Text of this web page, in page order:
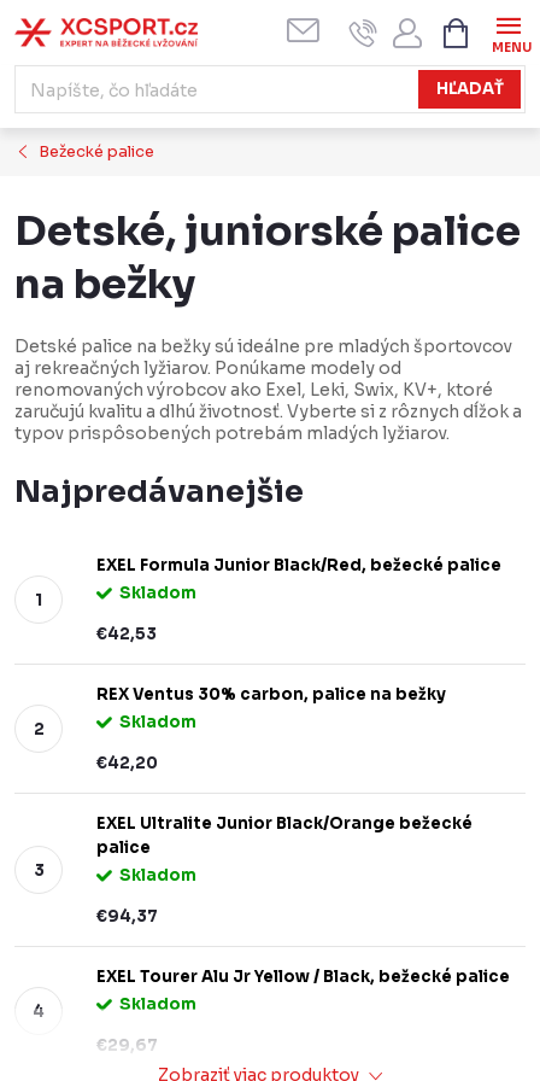
na
obsah
HĽADAŤ
KOŠÍK
Bežecké palice
Detské, juniorské palice
na bežky
Detské palice na bežky sú ideálne pre mladých športovcov
aj rekreačných lyžiarov. Ponúkame modely od
renomovaných výrobcov ako Exel, Leki, Swix, KV+, ktoré
zaručujú kvalitu a dlhú životnosť. Vyberte si z rôznych dĺžok a
typov prispôsobených potrebám mladých lyžiarov.
Najpredávanejšie
EXEL Formula Junior Black/Red, bežecké palice
Skladom
€42,53
REX Ventus 30% carbon, palice na bežky
Skladom
€42,20
EXEL Ultralite Junior Black/Orange bežecké
palice
Skladom
€94,37
EXEL Tourer Alu Jr Yellow / Black, bežecké palice
Skladom
€29,67
Zobraziť viac produktov